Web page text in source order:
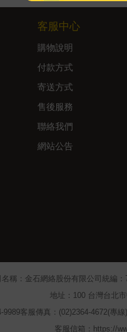
客服中心
購物說明
付款方式
寄送方式
售後服務
聯絡我們
網站公告
名稱：金石網絡股份有限公司 統編：
地址：100 台灣台北
9989客服傳真：(02)2364-4672(專線)
客服信箱：https://